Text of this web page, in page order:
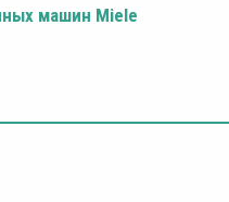
машин Miele